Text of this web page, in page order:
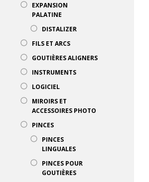
EXPANSION
PALATINE
DISTALIZER
FILS ET ARCS
GOUTIÈRES ALIGNERS
INSTRUMENTS
LOGICIEL
MIROIRS ET
ACCESSOIRES PHOTO
PINCES
PINCES
LINGUALES
PINCES POUR
GOUTIÈRES